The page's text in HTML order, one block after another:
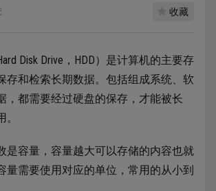
收藏
Disk Drive，HDD）是计算机的主要存
存和检索长期数据。包括组成系统、软
，都需要经过硬盘的保存，才能被长
是容量，容量越大可以存储的内容也就
量需要使用对应的单位，常用的从小到